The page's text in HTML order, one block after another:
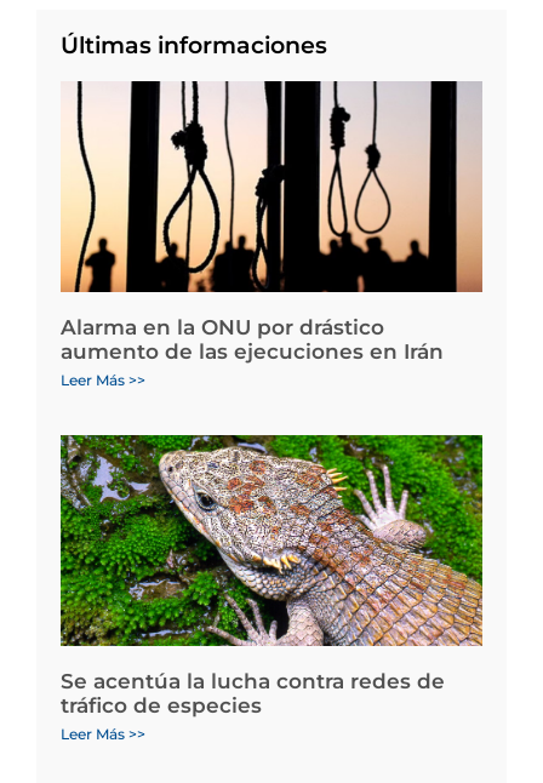
Últimas informaciones
Alarma en la ONU por drástico
aumento de las ejecuciones en Irán
Leer Más >>
Se acentúa la lucha contra redes de
tráfico de especies
Leer Más >>